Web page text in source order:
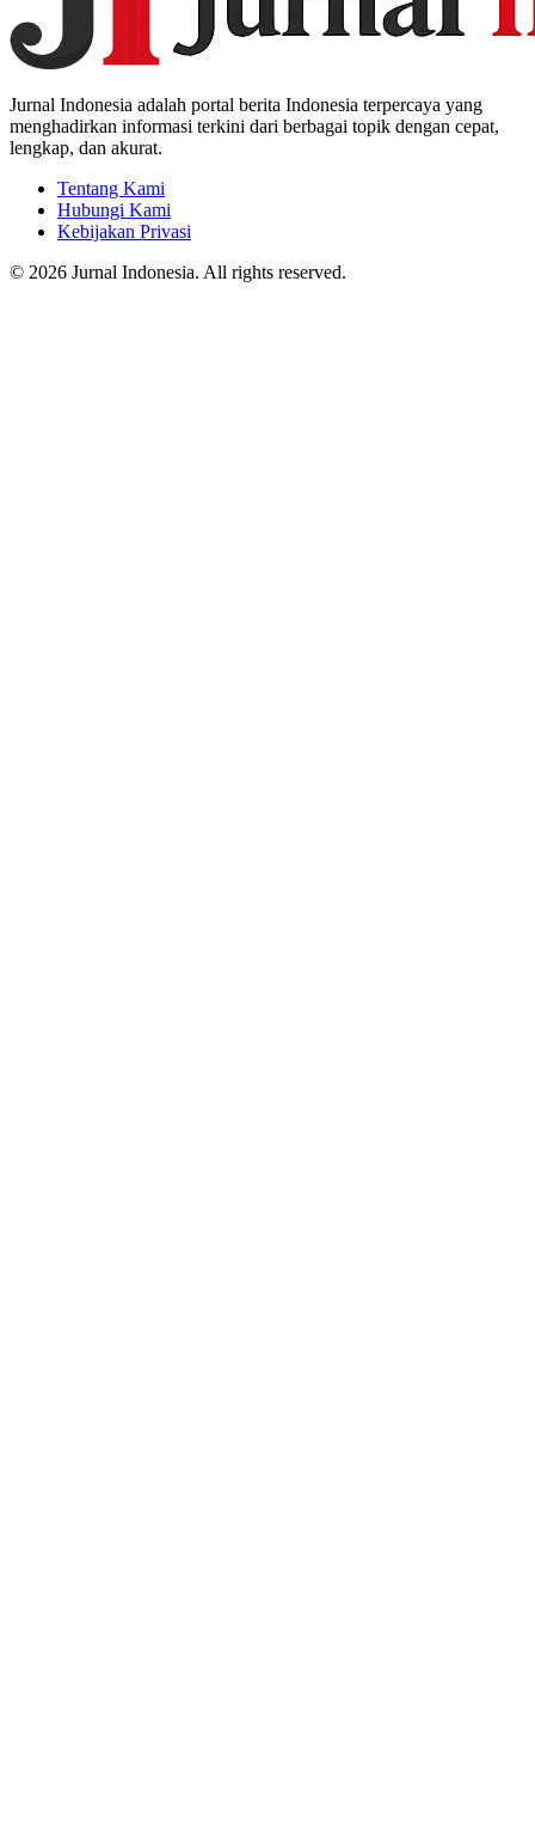
Jurnal Indonesia adalah portal berita Indonesia terpercaya yang
menghadirkan informasi terkini dari berbagai topik dengan cepat,
lengkap, dan akurat.
Tentang Kami
Hubungi Kami
Kebijakan Privasi
© 2026 Jurnal Indonesia. All rights reserved.